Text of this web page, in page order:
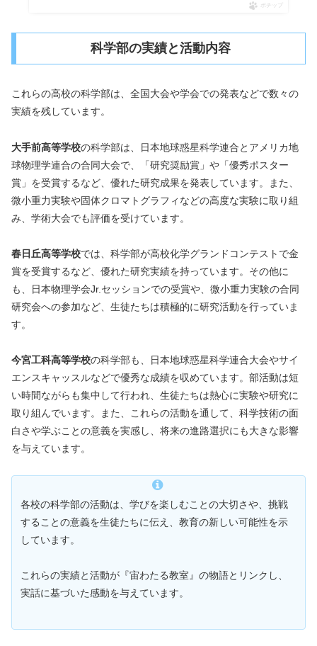
ポチップ
科学部の実績と活動内容
これらの高校の科学部は、全国大会や学会での発表などで数々の
実績を残しています。
大手前高等学校の科学部は、日本地球惑星科学連合とアメリカ地
球物理学連合の合同大会で、「研究奨励賞」や「優秀ポスター
賞」を受賞するなど、優れた研究成果を発表しています。また、
微小重力実験や固体クロマトグラフィなどの高度な実験に取り組
み、学術大会でも評価を受けています。
春日丘高等学校では、科学部が高校化学グランドコンテストで金
賞を受賞するなど、優れた研究実績を持っています。その他に
も、日本物理学会Jr.セッションでの受賞や、微小重力実験の合同
研究会への参加など、生徒たちは積極的に研究活動を行っていま
す。
今宮工科高等学校の科学部も、日本地球惑星科学連合大会やサイ
エンスキャッスルなどで優秀な成績を収めています。部活動は短
い時間ながらも集中して行われ、生徒たちは熱心に実験や研究に
取り組んでいます。また、これらの活動を通して、科学技術の面
白さや学ぶことの意義を実感し、将来の進路選択にも大きな影響
を与えています。
各校の科学部の活動は、学びを楽しむことの大切さや、挑戦
することの意義を生徒たちに伝え、教育の新しい可能性を示
しています。
これらの実績と活動が『宙わたる教室』の物語とリンクし、
実話に基づいた感動を与えています。